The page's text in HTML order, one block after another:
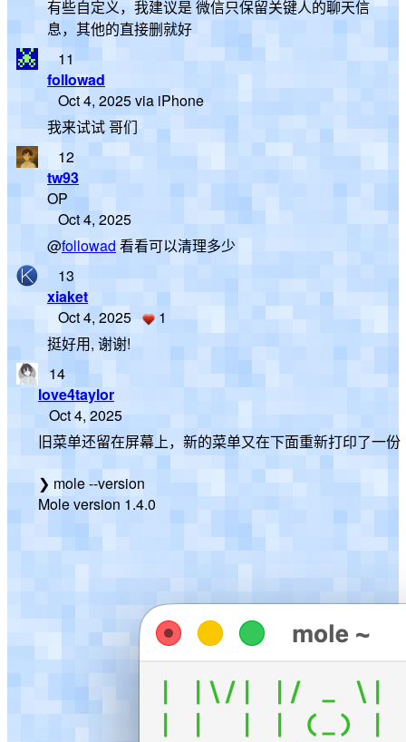
有些自定义，我建议是 微信只保留关键人的聊天信
息，其他的直接删就好
11
followad
Oct 4, 2025 via iPhone
我来试试 哥们
12
tw93
OP
Oct 4, 2025
@followad 看看可以清理多少
13
xiaket
Oct 4, 2025
1
挺好用, 谢谢!
14
love4taylor
Oct 4, 2025
旧菜单还留在屏幕上，新的菜单又在下面重新打印了一份
❯ mole --version
Mole version 1.4.0